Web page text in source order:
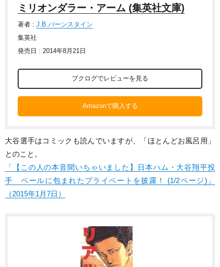
ミリオンダラー・アーム (集英社文庫)
著者 : J.B.バーンスタイン
集英社
発売日 : 2014年8月21日
ブクログでレビューを見る
Amazonで購入する
大谷選手はコミックも読んでいますが、「ほとんどお風呂用」
とのこと。
「【この人の本音聞いちゃいました】日本ハム・大谷翔平投
手 ベールに包まれたプライベートを披露！ (1/2ページ)」
（2015年1月7日）